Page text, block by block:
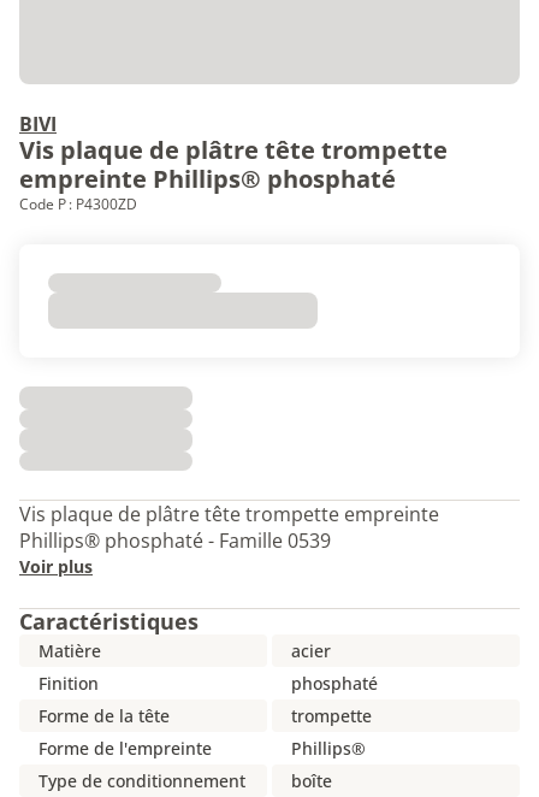
BIVI
Vis plaque de plâtre tête trompette
empreinte Phillips® phosphaté
Code P : P4300ZD
Vis plaque de plâtre tête trompette empreinte
Phillips® phosphaté - Famille 0539
Voir plus
Caractéristiques
Matière
acier
Finition
phosphaté
Forme de la tête
trompette
Forme de l'empreinte
Phillips®
Type de conditionnement
boîte